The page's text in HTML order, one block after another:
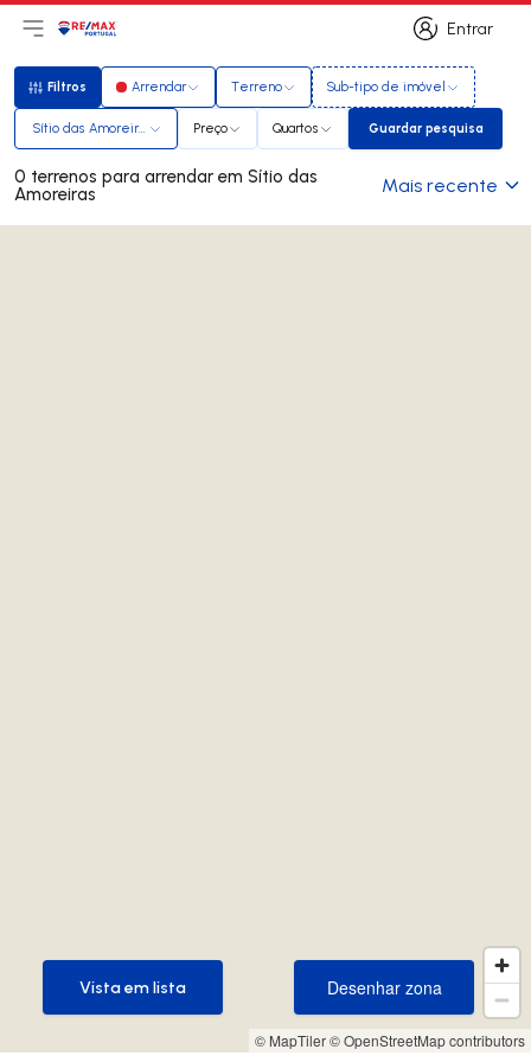
Entrar
Entrar
Abri menu principal
LogoIr para página inicial
Filtros
Filtros Arrendar Terreno Sub-tipo de imóvel
Sítio das Amoreiras Preço Quartos Guardar
Guardar pesquisa
0 terrenos para arrendar em Sítio das
Amoreiras Mais recente
© MapTiler© OpenStreetMap contributors
Desenhar zona
Desenhar zona
Vista em lista
Vista em lista